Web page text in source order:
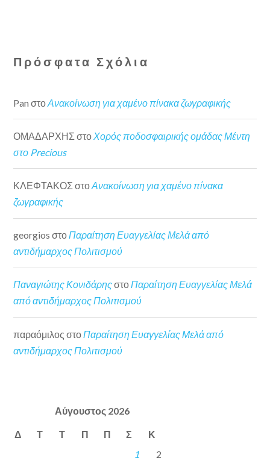
Πρόσφατα Σχόλια
Pan στοΑνακοίνωση για χαμένο πίνακα ζωγραφικής
ΟΜΑΔΑΡΧΗΣ στοΧορός ποδοσφαιρικής ομάδας Μέντη
στο Precious
ΚΛΕΦΤΑΚΟΣ στοΑνακοίνωση για χαμένο πίνακα
ζωγραφικής
georgios στοΠαραίτηση Ευαγγελίας Μελά από
αντιδήμαρχος Πολιτισμού
Παναγιώτης ΚονιδάρηςστοΠαραίτηση Ευαγγελίας Μελά
από αντιδήμαρχος Πολιτισμού
παραόμιλος στο Παραίτηση Ευαγγελίας Μελά από
αντιδήμαρχος Πολιτισμού
Αύγουστος 2026
Δ Τ Τ Π Π Σ Κ
1
2